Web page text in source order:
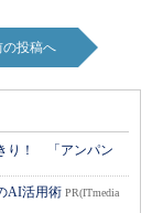
の投稿へ
り！ 「アンパン
AI活用術 PR(ITmedia